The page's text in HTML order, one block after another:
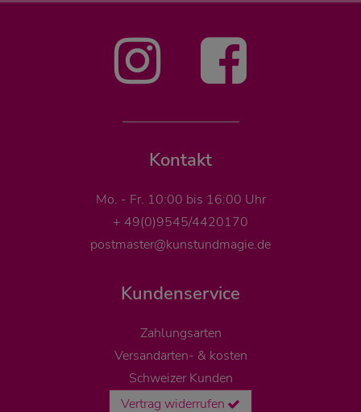
Kontakt
Mo. - Fr. 10:00 bis 16:00 Uhr
+ 49(0)9545/4420170
postmaster@kunstundmagie.de
Kundenservice
Zahlungsarten
Versandarten- & kosten
Schweizer Kunden
Vertrag widerrufen